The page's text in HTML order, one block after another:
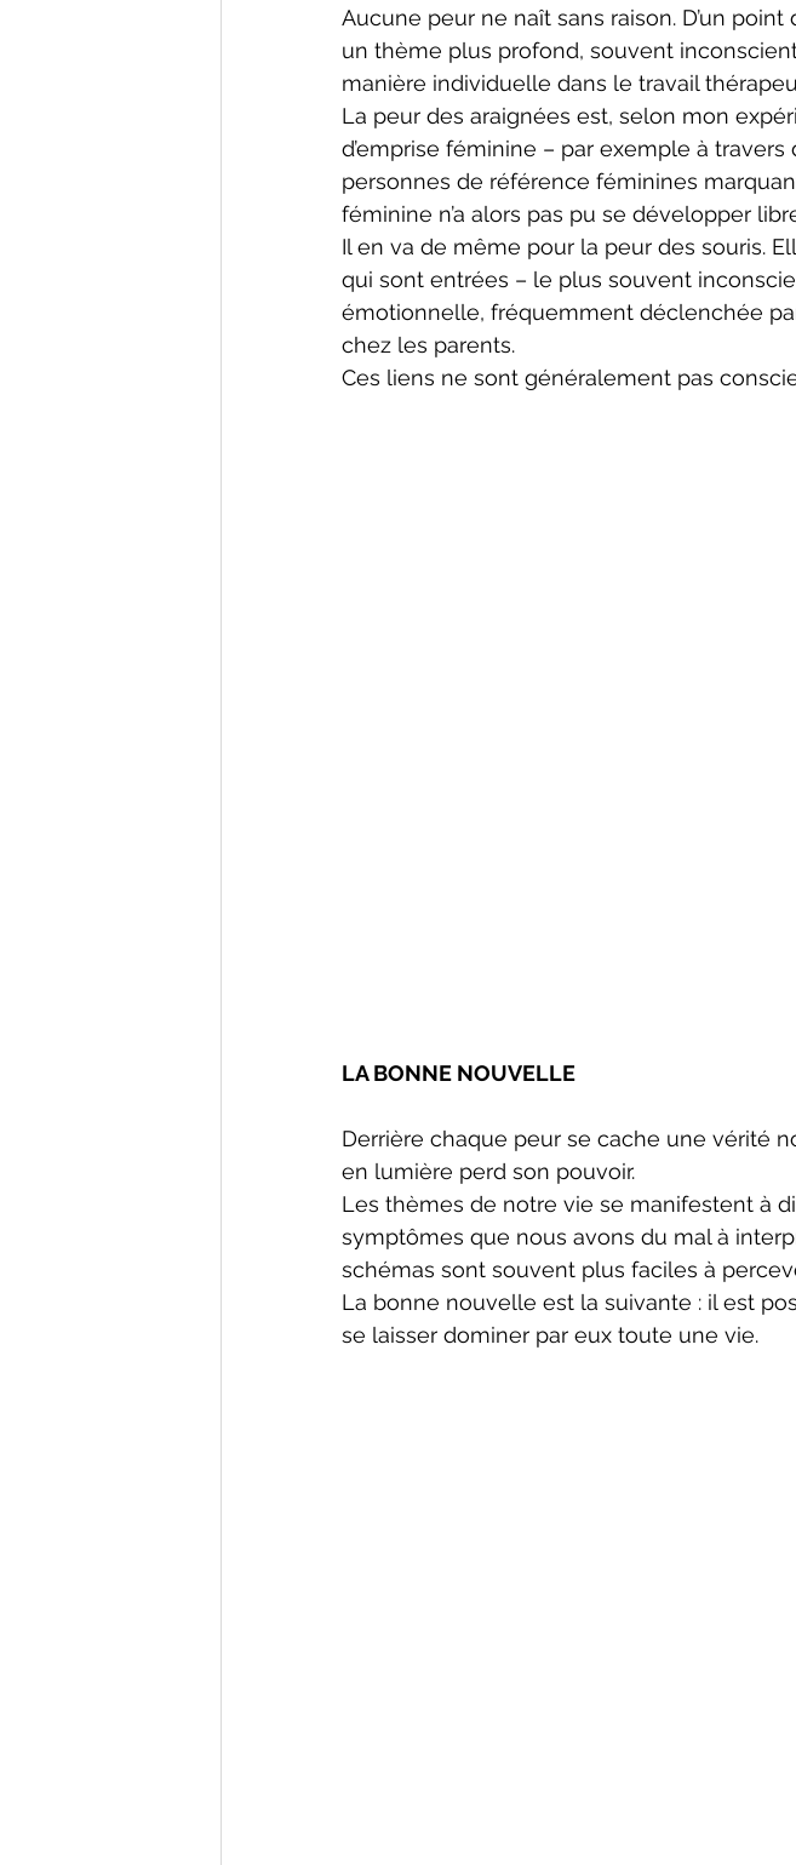
Aucune peur ne naît sans raison. D’un
un thème plus profond, souvent
manière individuelle dans le travail
La peur des araignées est, selon mon
d’emprise féminine – par exemple à
personnes de référence féminines
féminine n’a alors pas pu se développer
Il en va de même pour la peur des souris.
qui sont entrées – le plus souvent
émotionnelle, fréquemment déclenchée
chez les parents.
Ces liens ne sont généralement pas
LA BONNE NOUVELLE
Derrière chaque peur se cache une vérité
en lumière perd son pouvoir.
Les thèmes de notre vie se manifestent à
symptômes que nous avons du mal à
schémas sont souvent plus faciles à
La bonne nouvelle est la suivante : il est
se laisser dominer par eux toute une vie.